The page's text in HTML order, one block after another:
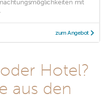
mit
zum Angebot
Hotel?
aus den